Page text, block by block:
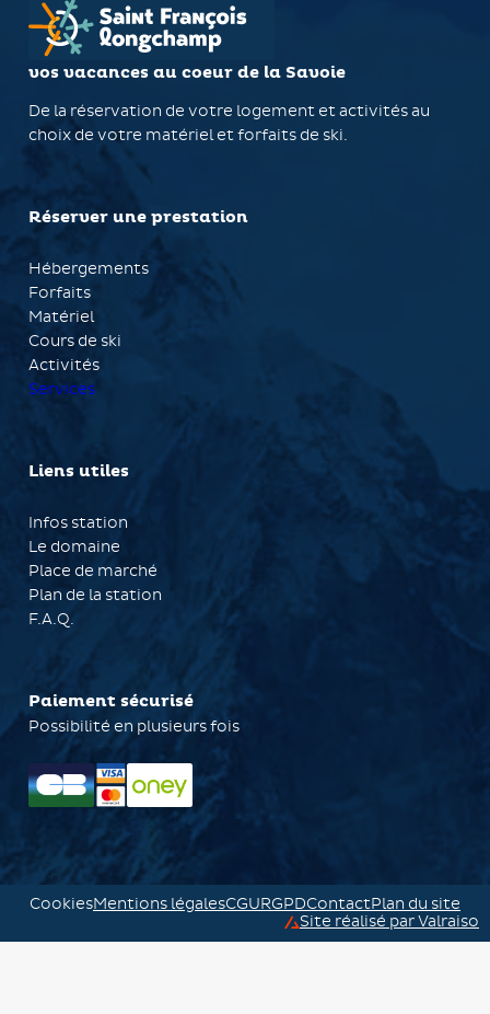
vos vacances au coeur de la Savoie
De la réservation de votre logement et activités au
choix de votre matériel et forfaits de ski.
Réserver une prestation
Hébergements
Forfaits
Matériel
Cours de ski
Activités
Services
Liens utiles
Infos station
Le domaine
Place de marché
Plan de la station
F.A.Q.
Paiement sécurisé
Possibilité en plusieurs fois
CookiesMentions légalesCGURGPDContactPlan du site
Valraiso
Site réalisé par Valraiso